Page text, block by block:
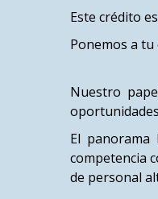
Este crédito
Ponemos a
Nuestro
El panorama
competencia
de personal